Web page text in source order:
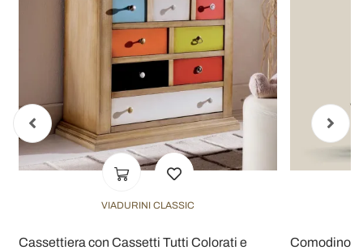
VIADURINI CLASSIC
Cassettiera con Cassetti Tutti Colorati e
Comodino